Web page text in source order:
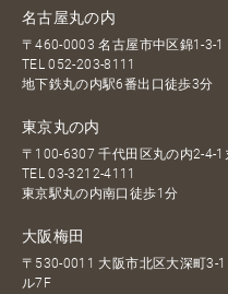
名古屋丸の内
〒460-0003 名古屋市中区錦1-3-1
TEL052-203-8111
地下鉄丸の内駅6番出口徒歩3分
東京丸の内
〒100-6307 千代田区丸の内2-4-1
TEL03-3212-4111
東京駅丸の内南口徒歩1分
大阪梅田
〒530-0011 大阪市北区大深町3-
ル7F